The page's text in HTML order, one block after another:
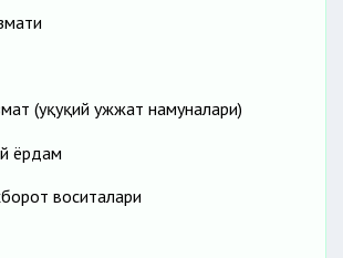
(ҳуқуқий ҳужжат намуналари)
ёрдам
воситалари